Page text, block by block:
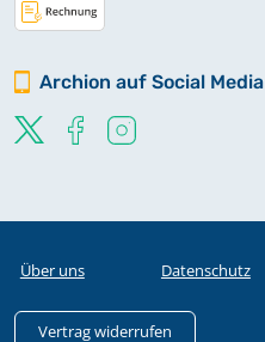
Archion auf Social Media
Über uns Datenschutz
Vertrag widerrufen